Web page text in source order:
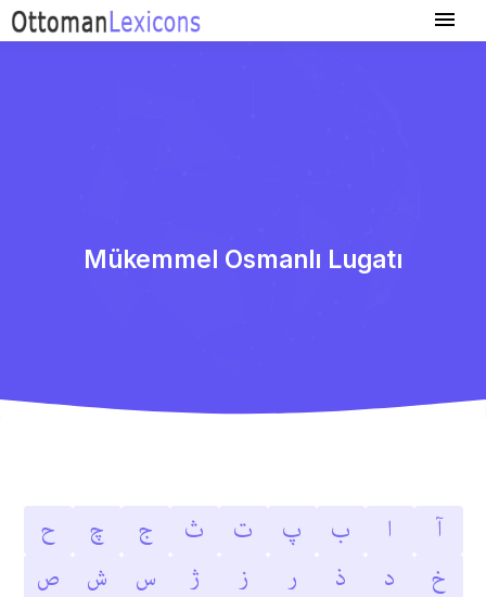
Mükemmel Osmanlı Lugatı
آ ا ب پ ت ث ج چ
ح
خ
د ذ ر ز ژ س ش
ص